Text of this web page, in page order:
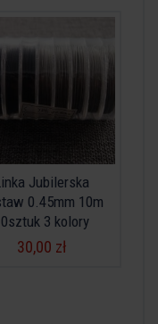
Jubilerska
0.45mm 10m
3 kolory
30,00 zł